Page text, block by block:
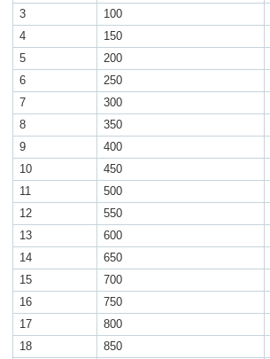
3
100
4
150
5
200
6
250
7
300
8
350
9
400
10
450
11
500
12
550
13
600
14
650
15
700
16
750
17
800
18
850